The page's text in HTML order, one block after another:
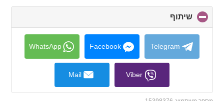
שיתוף
to
collapse
contents
Telegram
Facebook
WhatsApp
Viber
Mail